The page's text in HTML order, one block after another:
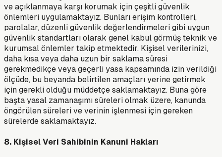
ve açıklanmaya karşı korumak için çeşitli güvenlik
önlemleri uygulamaktayız. Bunları erişim kontrolleri,
parolalar, düzenli güvenlik değerlendirmeleri gibi uygun
güvenlik standartları olarak genel kabul görmüş teknik ve
kurumsal önlemler takip etmektedir. Kişisel verilerinizi,
daha kısa veya daha uzun bir saklama süresi
gerekmedikçe veya geçerli yasa kapsamında izin verildiği
ölçüde, bu beyanda belirtilen amaçları yerine getirmek
için gerekli olduğu müddetçe saklamaktayız. Buna göre
başta yasal zamanaşımı süreleri olmak üzere, kanunda
öngörülen süreleri ve verinin işlenmesi için gereken
sürelerde saklamaktayız.
8. Kişisel Veri Sahibinin Kanuni Hakları